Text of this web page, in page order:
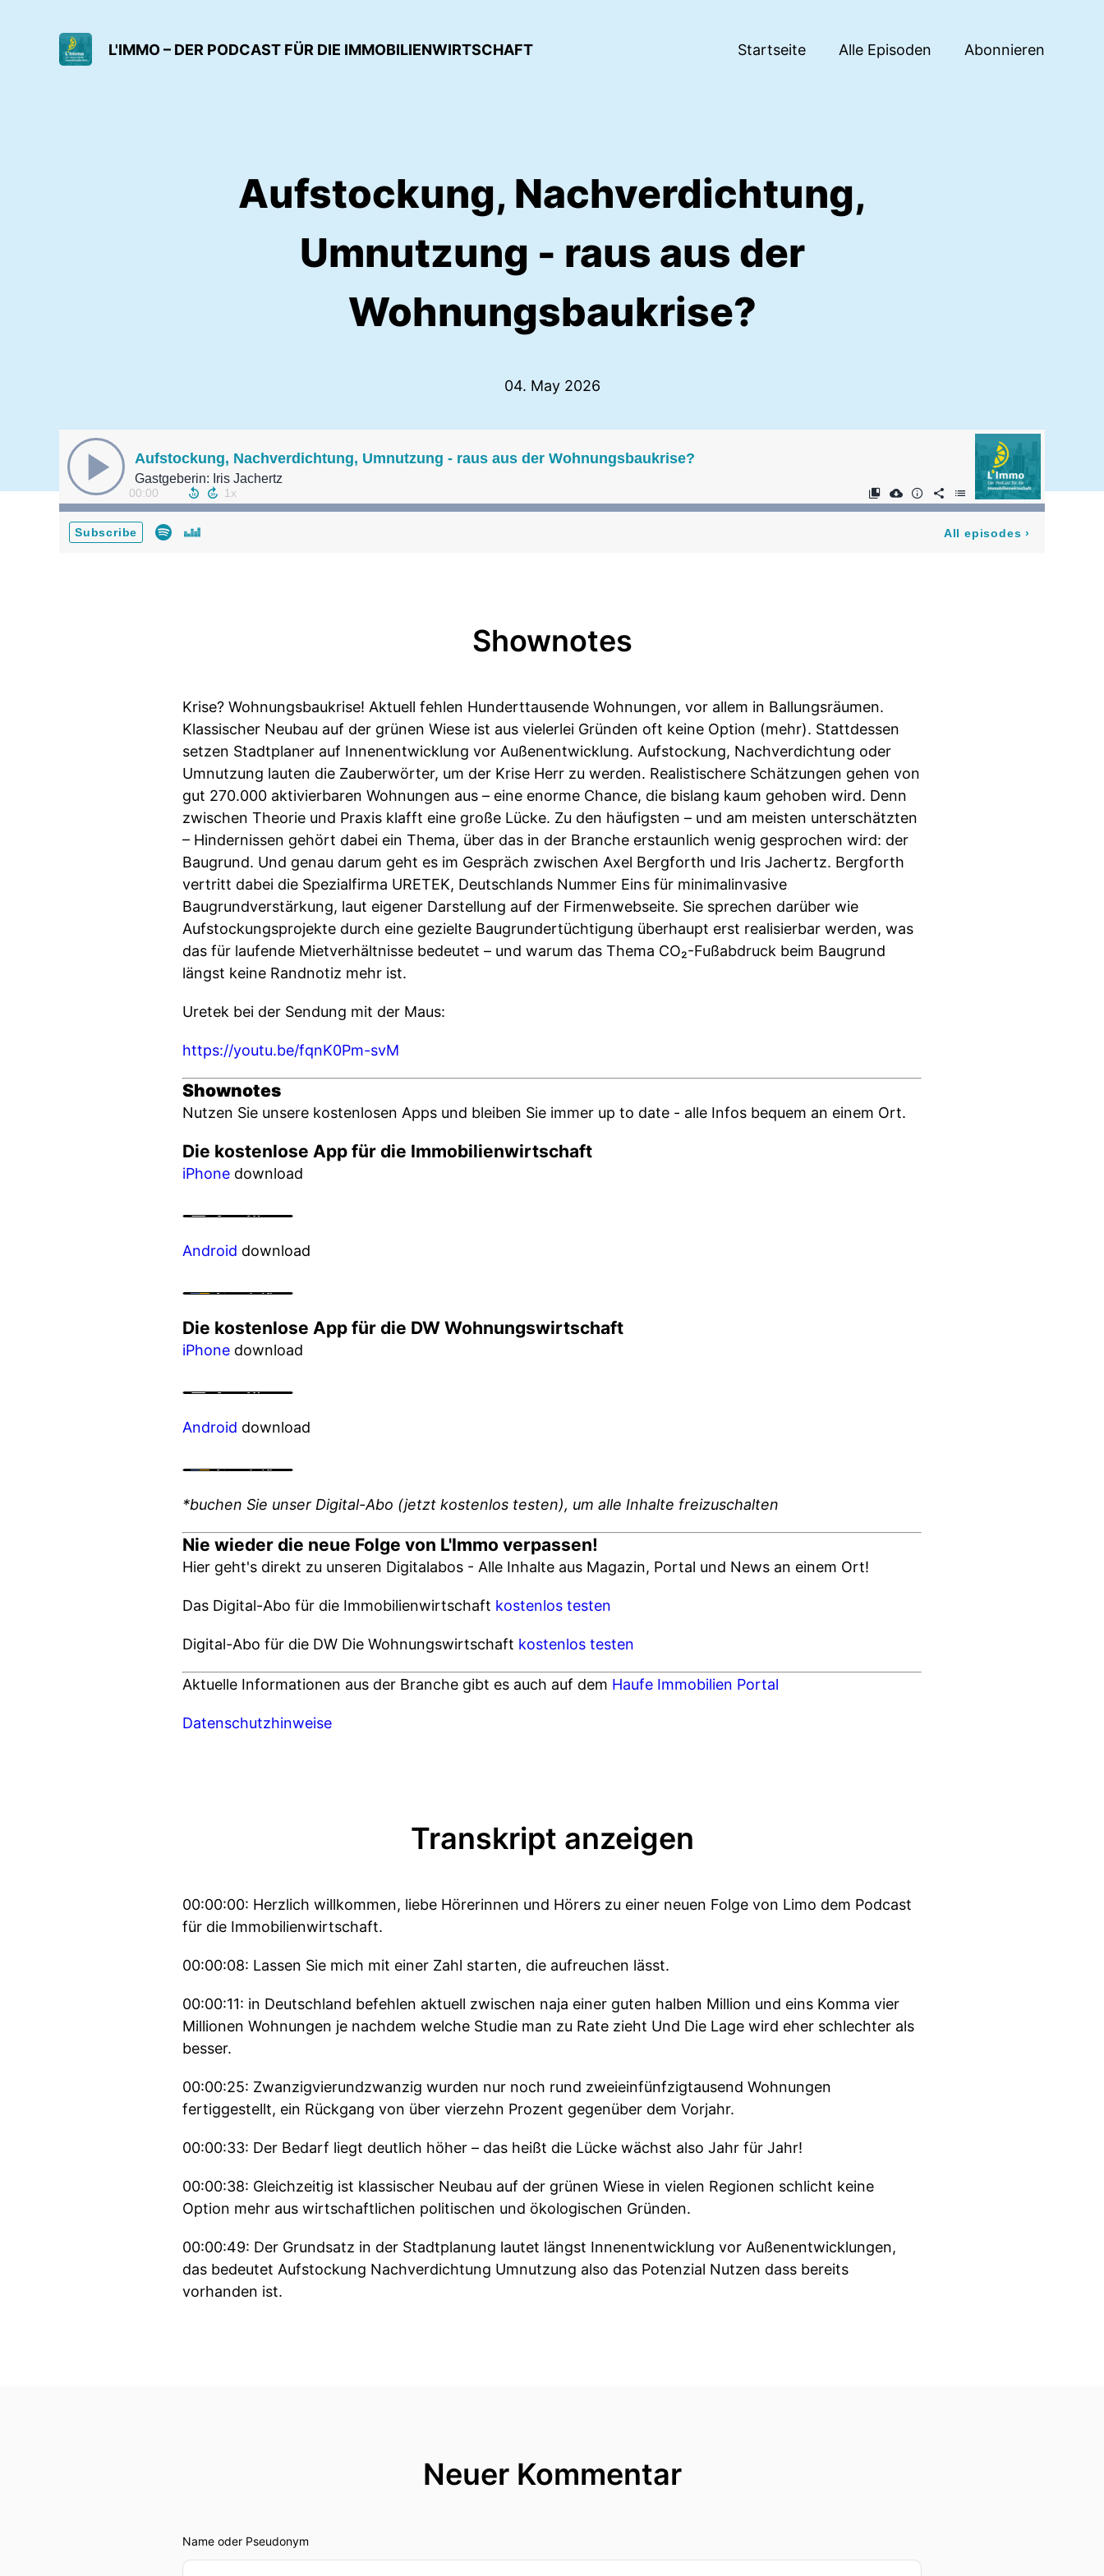
L'IMMO – DER PODCAST FÜR DIE IMMOBILIENWIRTSCHAFT Startseite Alle Episoden Abonnieren
Aufstockung, Nachverdichtung,
Umnutzung - raus aus der
Wohnungsbaukrise?
04. May 2026
Aufstockung, Nachverdichtung, Umnutzung - raus aus der Wohnungsbaukrise?
Gastgeberin: Iris Jachertz
00:00
Subscribe All episodes ›
Shownotes
Krise? Wohnungsbaukrise! Aktuell fehlen Hunderttausende Wohnungen, vor allem in Ballungsräumen.
Klassischer Neubau auf der grünen Wiese ist aus vielerlei Gründen oft keine Option (mehr). Stattdessen
setzen Stadtplaner auf Innenentwicklung vor Außenentwicklung. Aufstockung, Nachverdichtung oder
Umnutzung lauten die Zauberwörter, um der Krise Herr zu werden. Realistischere Schätzungen gehen von
gut 270.000 aktivierbaren Wohnungen aus – eine enorme Chance, die bislang kaum gehoben wird. Denn
zwischen Theorie und Praxis klafft eine große Lücke. Zu den häufigsten – und am meisten unterschätzten
– Hindernissen gehört dabei ein Thema, über das in der Branche erstaunlich wenig gesprochen wird: der
Baugrund. Und genau darum geht es im Gespräch zwischen Axel Bergforth und Iris Jachertz. Bergforth
vertritt dabei die Spezialfirma URETEK, Deutschlands Nummer Eins für minimalinvasive
Baugrundverstärkung, laut eigener Darstellung auf der Firmenwebseite. Sie sprechen darüber wie
Aufstockungsprojekte durch eine gezielte Baugrundertüchtigung überhaupt erst realisierbar werden, was
das für laufende Mietverhältnisse bedeutet – und warum das Thema CO₂-Fußabdruck beim Baugrund
längst keine Randnotiz mehr ist.
Uretek bei der Sendung mit der Maus:
https://youtu.be/fqnK0Pm-svM
Shownotes
Nutzen Sie unsere kostenlosen Apps und bleiben Sie immer up to date - alle Infos bequem an einem Ort.
Die kostenlose App für die Immobilienwirtschaft
iPhone download
Android download
Die kostenlose App für die DW Wohnungswirtschaft
iPhone download
Android download
*buchen Sie unser Digital-Abo (jetzt kostenlos testen), um alle Inhalte freizuschalten
Nie wieder die neue Folge von L'Immo verpassen!
Hier geht's direkt zu unseren Digitalabos - Alle Inhalte aus Magazin, Portal und News an einem Ort!
Das Digital-Abo für die Immobilienwirtschaft kostenlos testen
Digital-Abo für die DW Die Wohnungswirtschaft kostenlos testen
Aktuelle Informationen aus der Branche gibt es auch auf dem Haufe Immobilien Portal
Datenschutzhinweise
Transkript anzeigen
00:00:00: Herzlich willkommen, liebe Hörerinnen und Hörers zu einer neuen Folge von Limo dem Podcast
für die Immobilienwirtschaft.
00:00:08: Lassen Sie mich mit einer Zahl starten, die aufreuchen lässt.
00:00:11: in Deutschland befehlen aktuell zwischen naja einer guten halben Million und eins Komma vier
Millionen Wohnungen je nachdem welche Studie man zu Rate zieht Und Die Lage wird eher schlechter als
besser.
00:00:25: Zwanzigvierundzwanzig wurden nur noch rund zweieinfünfzigtausend Wohnungen
fertiggestellt, ein Rückgang von über vierzehn Prozent gegenüber dem Vorjahr.
00:00:33: Der Bedarf liegt deutlich höher – das heißt die Lücke wächst also Jahr für Jahr!
00:00:38: Gleichzeitig ist klassischer Neubau auf der grünen Wiese in vielen Regionen schlicht keine
Option mehr aus wirtschaftlichen politischen und ökologischen Gründen.
00:00:49: Der Grundsatz in der Stadtplanung lautet längst Innenentwicklung vor Außenentwicklungen,
das bedeutet Aufstockung Nachverdichtung Umnutzung also das Potenzial Nutzen dass bereits
vorhanden ist.
00:01:23: zu den häufigsten und am meisten unterschätzten Hindernissen gehört dabei ein Thema über
00:01:34: Denn bevor der erste Stein aufs Dach kommt, stellt sich eine ganz grundlegende Frage – trägt
Neuer Kommentar
Name oder Pseudonym